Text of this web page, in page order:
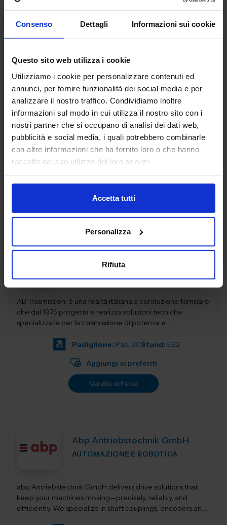
Consenso Dettagli Informazioni sui cookie
Questo sito web utilizza i cookie
Utilizziamo i cookie per personalizzare contenuti ed
annunci, per fornire funzionalità dei social media e per
analizzare il nostro traffico. Condividiamo inoltre
informazioni sul modo in cui utilizza il nostro sito con i
nostri partner che si occupano di analisi dei dati web,
pubblicità e social media, i quali potrebbero combinarle
con altre informazioni che ha fornito loro o che hanno
raccolto dal suo utilizzo dei loro servizi.
Accetta tutti
Personalizza
Rifiuta
Vai alla scheda
SUBFORNITURA MECCANICA
AB Fonderie Italia è il più qualificato network italiano di
fonderie. Utilizziamo tutte le tecnologie fusorie, dalla
fonderia in conchiglia alla pressofusione, dalla fonderia in
terra e...
Padiglione:Pad. 25 Stand:
Vai alla scheda
AB TRASMISSIONI SRL
POWER DRIVE
AB Trasmissioni è una realtà italiana a conduzione familiare
che dal 1975 progetta e realizza soluzioni tecniche
specializzate per la trasmissione di potenza e
Padiglione: Pad. 30Stand: E92
Aggiungi ai preferiti
Vai alla scheda
Abp Antriebstechnik GmbH
AUTOMAZIONE E ROBOTICA
abp Antriebstechnik GmbH delivers drive solutions that
keep your machines moving—precisely, reliably, and
efficiently. We specialize in shaft couplings, encoders and